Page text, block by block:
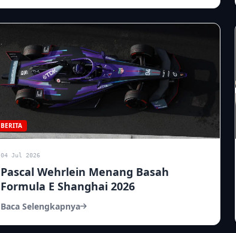
BERITA
04 Jul 2026
Pascal Wehrlein Menang Basah
Formula E Shanghai 2026
Baca Selengkapnya